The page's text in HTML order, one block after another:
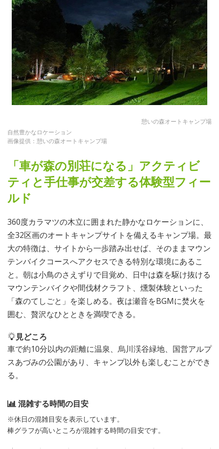
憩いの森オートキャンプ場
自然豊かなロケーション
画像提供：憩いの森オートキャンプ場
「車が森の別荘になる」アクティビ
ティと手仕事が交差する体験型フィー
ルド
360度カラマツの木立に囲まれた静かなロケーションに、
全32区画のオートキャンプサイトを備えるキャンプ場。最
大の特徴は、サイトから一歩踏み出せば、そのままマウン
テンバイクコースへアクセスできる特別な環境にあるこ
と。朝は小鳥のさえずりで目覚め、日中は森を駆け抜ける
マウンテンバイクや間伐材クラフト、燻製体験といった
「森のてしごと」を楽しめる。夜は瀬音をBGMに焚火を
囲む、贅沢なひとときを満喫できる。
見どころ
車で約10分以内の距離に温泉、烏川渓谷緑地、国営アルプ
スあづみの公園があり、キャンプ以外も楽しむことができ
る。
混雑する時間の目安
※休日の混雑目安を表示しています。
棒グラフが高いところが混雑する時間の目安です。